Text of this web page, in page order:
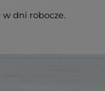
w dni robocze.